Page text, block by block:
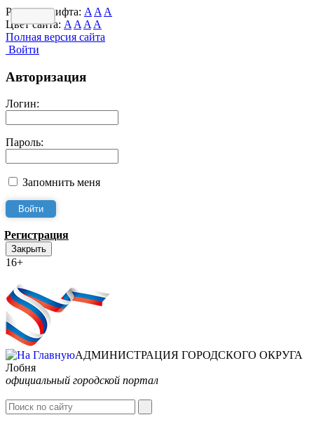
Размер шрифта: A A A
Цвет сайта: A A A A
Полная версия сайта
Войти
Авторизация
Логин:
Пароль:
Запомнить меня
Регистрация
Закрыть
16+
АДМИНИСТРАЦИЯ ГОРОДСКОГО ОКРУГА
Лобня
официальный городской портал